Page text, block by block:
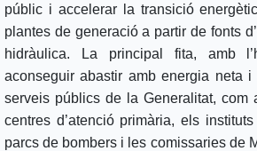
públic i accelerar la transició
plantes de generació a partir de fonts
hidràulica. La principal fita, amb
aconseguir abastir amb energia neta
serveis públics de la Generalitat, com
centres d’atenció primària, els
parcs de bombers i les comissaries de